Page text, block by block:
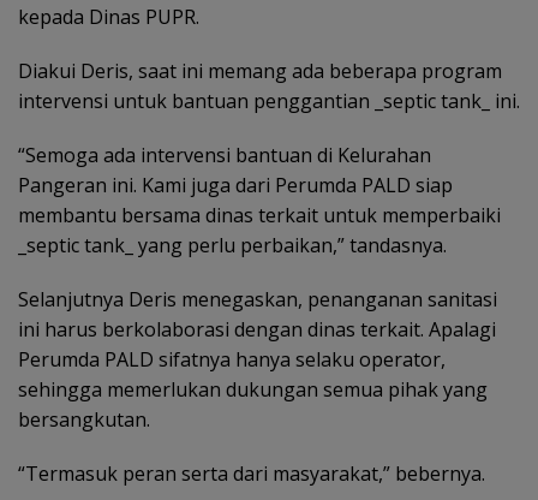
kepada Dinas PUPR.
Diakui Deris, saat ini memang ada beberapa program
intervensi untuk bantuan penggantian _septic tank_ ini.
“Semoga ada intervensi bantuan di Kelurahan
Pangeran ini. Kami juga dari Perumda PALD siap
membantu bersama dinas terkait untuk memperbaiki
_septic tank_ yang perlu perbaikan,” tandasnya.
Selanjutnya Deris menegaskan, penanganan sanitasi
ini harus berkolaborasi dengan dinas terkait. Apalagi
Perumda PALD sifatnya hanya selaku operator,
sehingga memerlukan dukungan semua pihak yang
bersangkutan.
“Termasuk peran serta dari masyarakat,” bebernya.